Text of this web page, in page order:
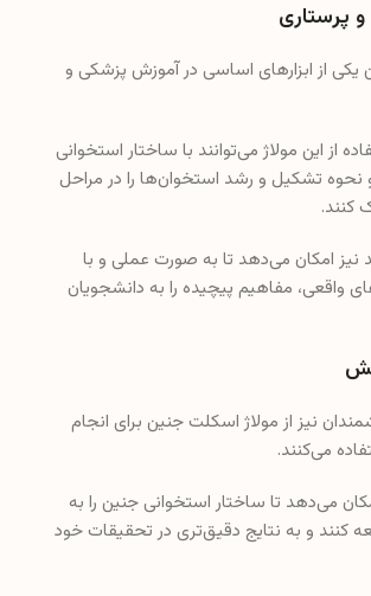
پرستاری
یکی از ابزارهای اساسی در آموزش پزشکی و
از این مولاژ می‌توانند با ساختار استخوانی
نحوه تشکیل و رشد استخوان‌ها را در مراحل
کنند.
نیز امکان می‌دهد تا به صورت عملی و با
واقعی، مفاهیم پیچیده را به دانشجویان
نیز از مولاژ اسکلت جنین برای انجام
می‌کنند.
می‌دهد تا ساختار استخوانی جنین را به
کنند و به نتایج دقیق‌تری در تحقیقات خود